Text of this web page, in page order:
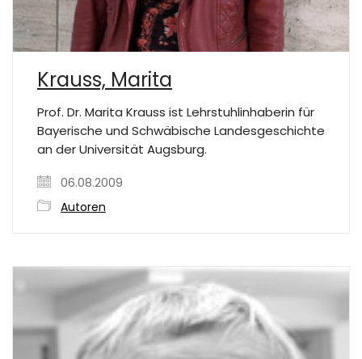
Krauss, Marita
Prof. Dr. Marita Krauss ist Lehrstuhlinhaberin für
Bayerische und Schwäbische Landesgeschichte
an der Universität Augsburg.
06.08.2009
Autoren